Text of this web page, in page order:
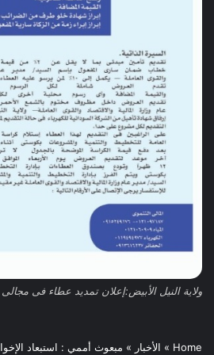
ولاية النيل الأبيض:إعلان تمديد عطاء فى مجالى
Home
» الأخبار » مبعوث أممي : استبعاد